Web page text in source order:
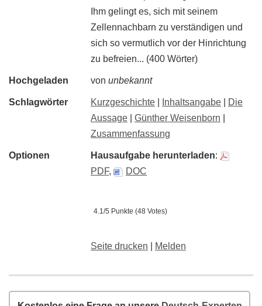
Ihm gelingt es, sich mit seinem
Zellennachbarn zu verständigen und
sich so vermutlich vor der Hinrichtung
zu befreien... (400 Wörter)
Hochgeladen von unbekannt
Schlagwörter Kurzgeschichte Inhaltsangabe
Die
Aussage
Günther Weisenborn
Zusammenfassung
Optionen Hausaufgabe herunterladen:
PDF, DOC
4.1/5 Punkte (48 Votes)
Seite drucken Melden